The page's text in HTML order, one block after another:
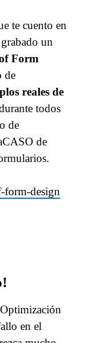
te cuento en
un
Form
de
reales de
todos
de
de
form-design
en el